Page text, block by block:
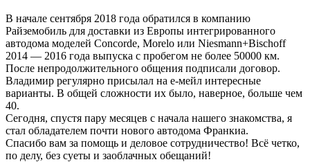
В начале сентября 2018 года обратился в компанию
Райземобиль для доставки из Европы интегрированного
автодома моделей Concorde, Morelo или Niesmann+Bischoff
2014 — 2016 года выпуска с пробегом не более 50000 км.
После непродолжительного общения подписали договор.
Владимир регулярно присылал на е-мейл интересные
варианты. В общей сложности их было, наверное, больше чем
40.
Сегодня, спустя пару месяцев с начала нашего знакомства, я
стал обладателем почти нового автодома Франкиа.
Спасибо вам за помощь и деловое сотрудничество! Всё четко,
по делу, без суеты и заоблачных обещаний!